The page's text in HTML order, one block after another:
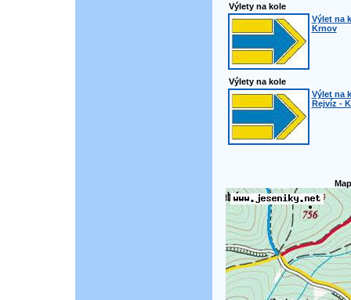
Výlety na kole
Výlet na
Krnov
Výlety na kole
Výlet na
Rejvíz -